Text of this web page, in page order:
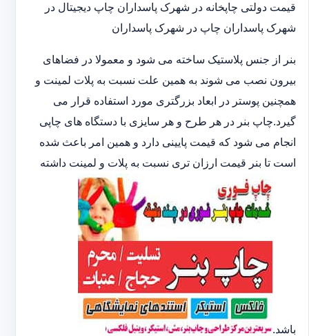
قیمت دولتی چاپخانه در شهرک پاسداران چاپ دیجیتال در
شهرک پاسداران چاپ در شهرک پاسداران
بنر از جنس پلاستیک ساخته می شود و معمولا در فضاهای
بیرون نصب می شوند به همین علت نسبت به پلات لمینت و
همچنین پوستر در ابعاد بزرگتری مورد استفاده قرار می
گیرد.چاپ بنر در هر طرح و هر سایزی با دستگاه های چاپی
انجام می شود که قیمت پایینی دارد و همین امر باعث شده
است تا بنر قیمت ارزان تری نسبت به پلات و لمینت داشته
باشد.